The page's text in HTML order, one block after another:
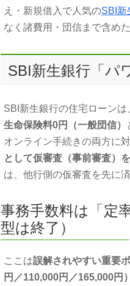
え・新規借入で人気のSBI新
なく諸費用・団信まで含めた
SBI新生銀行「パ
SBI新生銀行の住宅ローンは
生命保険料0円（一般団信）
オンライン手続きの両方に
として仮審査（事前審査）
は、他行側の仮審査を先に
事務手数料は「定
型は終了）
ここは誤解されやすい重要
円／110,000円／165,000円）